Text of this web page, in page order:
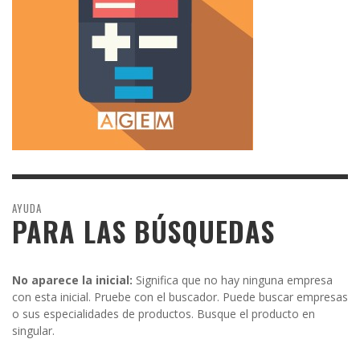
AYUDA
PARA LAS BÚSQUEDAS
No aparece la inicial: Significa que no hay ninguna empresa
con esta inicial. Pruebe con el buscador. Puede buscar empresas
o sus especialidades de productos. Busque el producto en
singular.